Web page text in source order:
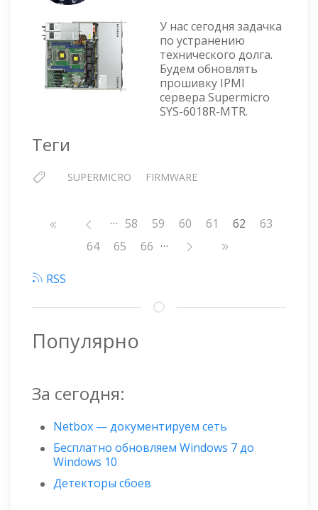
SYS-
6018R-
MTR
—
ПРОШИВКА
IPMI
У нас сегодня задачка
по устранению
технического долга.
Будем обновлять
прошивку IPMI
сервера Supermicro
SYS-6018R-MTR.
Теги
SUPERMICRO FIRMWARE
Нумерация
страниц
… Страница
58 Страница
59 Страница
60 Страница
61 62 Страница
63
Страница
64 Страница
65 Страница
66 …
RSS
Популярно
За сегодня:
Netbox — документируем сеть
Бесплатно обновляем Windows 7 до
Windows 10
Детекторы сбоев